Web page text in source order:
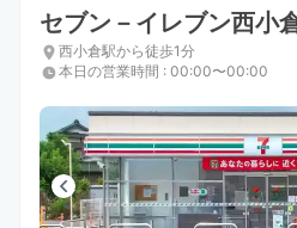
セブン－イレブン西小
西小倉駅から徒歩1分
本日の営業時間 : 00:00〜00:00